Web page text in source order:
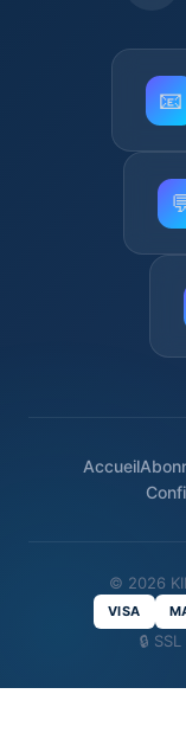
📧
Accueil
© 2026
VISA
🔒